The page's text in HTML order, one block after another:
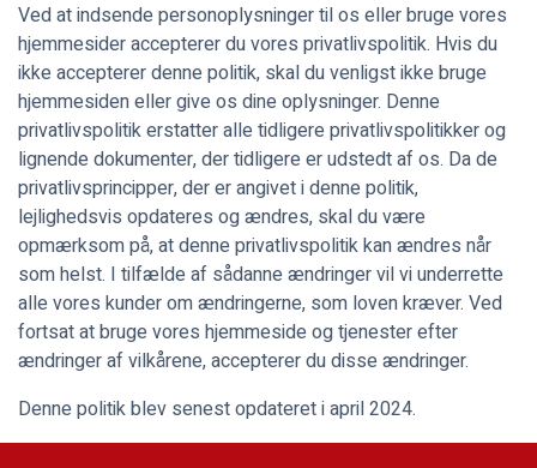
Ved at indsende personoplysninger til os eller bruge vores
hjemmesider accepterer du vores privatlivspolitik. Hvis du
ikke accepterer denne politik, skal du venligst ikke bruge
hjemmesiden eller give os dine oplysninger. Denne
privatlivspolitik erstatter alle tidligere privatlivspolitikker og
lignende dokumenter, der tidligere er udstedt af os. Da de
privatlivsprincipper, der er angivet i denne politik,
lejlighedsvis opdateres og ændres, skal du være
opmærksom på, at denne privatlivspolitik kan ændres når
som helst. I tilfælde af sådanne ændringer vil vi underrette
alle vores kunder om ændringerne, som loven kræver. Ved
fortsat at bruge vores hjemmeside og tjenester efter
ændringer af vilkårene, accepterer du disse ændringer.
Denne politik blev senest opdateret i april 2024.